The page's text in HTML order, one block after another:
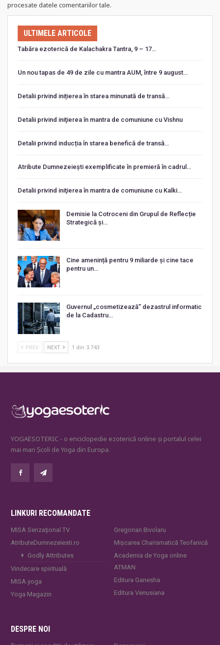
procesate datele comentariilor tale.
ULTIMELE ARTICOLE
Tabăra ezoterică de Kalachakra Tantra, 9 – 17…
Un nou tapas de 49 de zile cu mantra AUM, între 9 august…
Detalii privind inițierea în starea minunată de transă…
Detalii privind iniţierea în mantra de comuniune cu Vishnu
Detalii privind inducția în starea benefică de transă…
Atribute Dumnezeiești exemplificate în premieră în cadrul…
Detalii privind iniţierea în mantra de comuniune cu Kalki…
Demisie la Cotroceni din Grupul de Reflecție
Strategică și…
Cine amenință pentru 9 miliarde și cine tace
pentru un…
Guvernul „cosmetizează” dezastrul informatic
de la Cadastru…
PREV NEXT 1 din 3.743
YOGAESOTERIC - o enciclopedie ezoterică online și portalul celei
mai mari Școli de Yoga din Europa.
LINKURI RECOMANDATE
MISA Senzaţional TV
AtributeDumnezeiesti.ro
Godly Attributes
Vindecare spirituală
MISA.yoga
Yoga Magazin
Gregorian Bivolaru
Mișcarea Charismatică Teofanică
Academia de Yoga online
ATMAN
Editura Ganesha
Editura Venusiana
DESPRE NOI